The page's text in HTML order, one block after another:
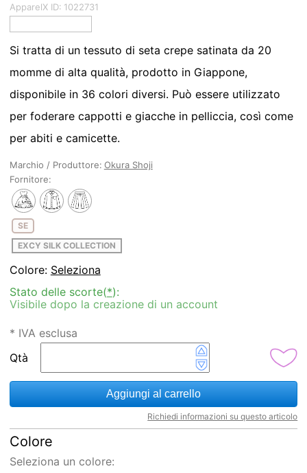
ApparelX ID: 1022731
Si tratta di un tessuto di seta crepe satinata da 20
momme di alta qualità, prodotto in Giappone,
disponibile in 36 colori diversi. Può essere utilizzato
per foderare cappotti e giacche in pelliccia, così come
per abiti e camicette.
Marchio / Produttore: Okura Shoji
Fornitore:
SE
EXCY SILK COLLECTION
Colore: Seleziona
Stato delle scorte(*):
Visibile dopo la creazione di un account
* IVA esclusa
Qtà
Aggiungi al carrello
Richiedi informazioni su questo articolo
Colore
Seleziona un colore: